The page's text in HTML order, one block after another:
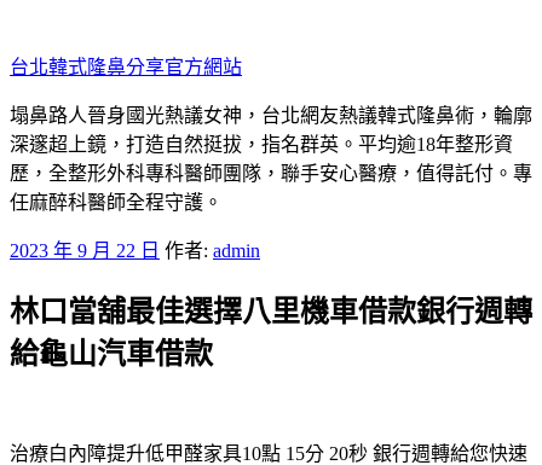
至
主
要
內
容
台北韓式隆鼻分享官方網站
塌鼻路人晉身國光熱議女神，台北網友熱議韓式隆鼻術，輪廓
深邃超上鏡，打造自然挺拔，指名群英。平均逾18年整形資
歷，全整形外科專科醫師團隊，聯手安心醫療，值得託付。專
任麻醉科醫師全程守護。
發
於
2023 年 9 月 22 日 作者: admin
林口當舖最佳選擇八里機車借款銀行週轉
給龜山汽車借款
治療白內障提升低甲醛家具10點 15分 20秒 銀行週轉給您快速